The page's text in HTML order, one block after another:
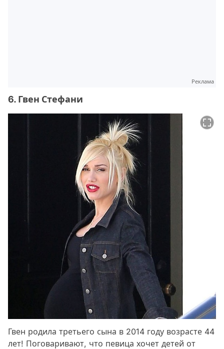
Реклама
6. Гвен Стефани
Гвен родила третьего сына в 2014 году возрасте 44
лет! Поговаривают, что певица хочет детей от